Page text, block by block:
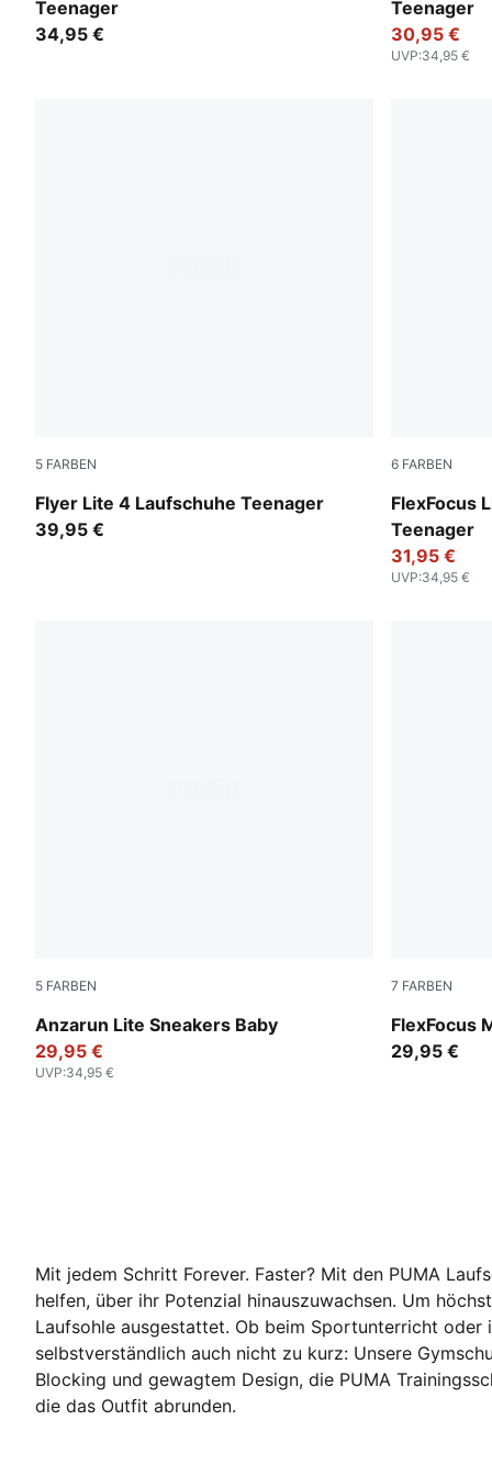
Teenager
34,95 €
Teenager
30,95 €
UVP:34,95 €
5 FARBEN
Flyer Lite 4 Laufschuhe Teenager
PUMA Navy-PUMA White
39,95 €
6 FARBEN
FlexFocus
Teenager
PUMA
31,95 €
UVP:34,95 €
5 FARBEN
Anzarun Lite Sneakers Baby
PUMA White-PUMA White
29,95 €
UVP:34,95 €
7 FARBEN
FlexFocus
PUMA
29,95 €
Mit jedem Schritt Forever. Faster? Mit den PUMA
helfen, über ihr Potenzial hinauszuwachsen. Um
Laufsohle ausgestattet. Ob beim Sportunterricht oder
selbstverständlich auch nicht zu kurz: Unsere
Blocking und gewagtem Design, die PUMA
die das Outfit abrunden.